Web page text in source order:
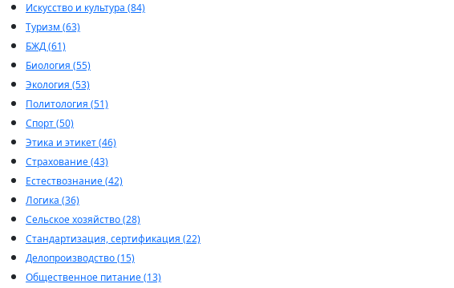
Искусство и культура (84)
Туризм (63)
БЖД (61)
Биология (55)
Экология (53)
Политология (51)
Спорт (50)
Этика и этикет (46)
Страхование (43)
Естествознание (42)
Логика (36)
Сельское хозяйство (28)
Стандартизация, сертификация (22)
Делопроизводство (15)
Общественное питание (13)